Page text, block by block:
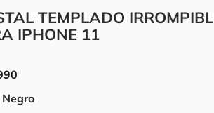
TEMPLADO
IPHONE 11
Negro